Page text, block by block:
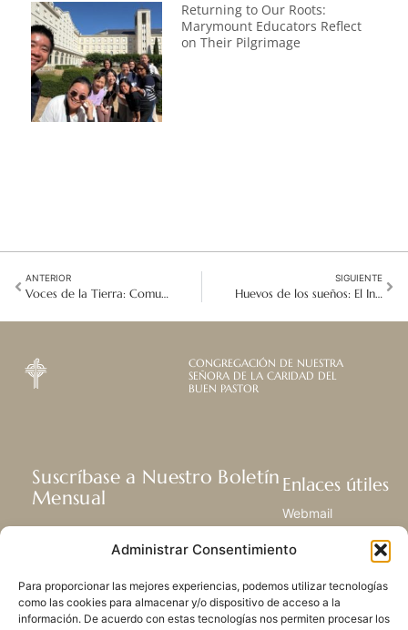
Administrar Consentimiento
Para proporcionar las mejores experiencias, podemos utilizar tecnologías
como las cookies para almacenar y/o dispositivo de acceso a la
información. De acuerdo con estas tecnologías nos permiten procesar los
Returning to Our Roots:
Marymount Educators Reflect
on Their Pilgrimage
ANTERIOR
Voces de la Tierra: Comunidades Indígenas Redefinen la Salud y la Justicia en el Foro Permanente de las Naciones Unidas para las Cuestiones Indígenas 2026
SIGUIENTE
Huevos de los sueños: El Invaluable Regalo de los Niños Khmer en Vietnam
CONGREGACIÓN DE NUESTRA
SEÑORA DE LA CARIDAD DEL
BUEN PASTOR
Suscríbase a Nuestro Boletín
Mensual
Recibir las últimas noticias acerca de
nuestra vida, la misión y ministerios de
SUSCRIBIRSE
Enlaces útiles
Webmail
Centro de Recursos
Mapa del sitio